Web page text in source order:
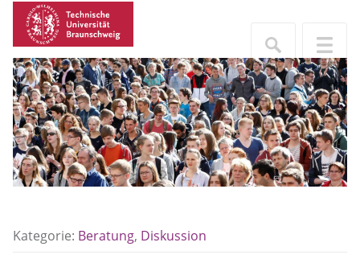
Kategorie: Beratung, Diskussion